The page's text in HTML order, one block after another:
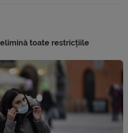
elimină toate restricțiile